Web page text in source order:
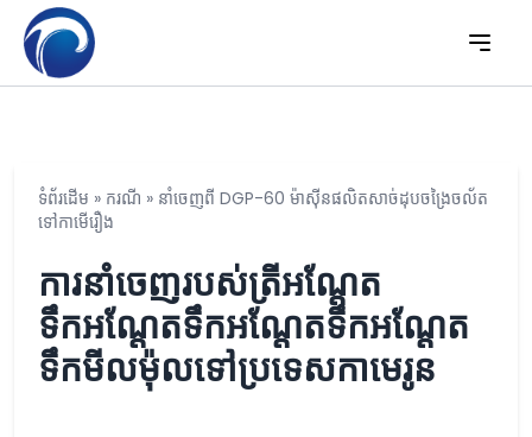
ទំព័រដើម » ករណី » នាំចេញពី DGP-60 ម៉ាស៊ីនផលិតសាច់ដុបចង្រៃចល័ត
ទៅកាមើរឿង
ការនាំចេញរបស់ត្រីអណ្តែត
ទឹកអណ្តែតទឹកអណ្តែតទឹកអណ្តែត
ទឹកមីលម៉ុលទៅប្រទេសកាមេរូន